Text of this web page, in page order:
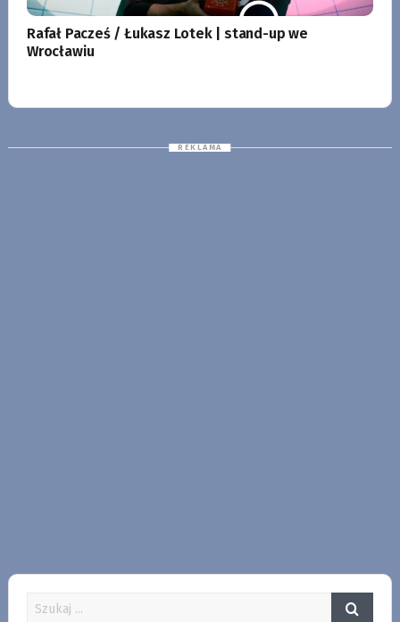
Rafał Pacześ / Łukasz Lotek | stand-up we
Wrocławiu